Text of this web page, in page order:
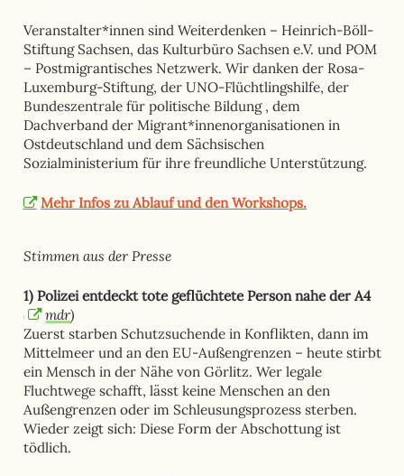
Veranstalter*innen sind Weiterdenken – Heinrich-Böll-
Stiftung Sachsen, das Kulturbüro Sachsen e.V. und POM
– Postmigrantisches Netzwerk. Wir danken der Rosa-
Luxemburg-Stiftung, der UNO-Flüchtlingshilfe, der
Bundeszentrale für politische Bildung , dem
Dachverband der Migrant*innenorganisationen in
Ostdeutschland und dem Sächsischen
Sozialministerium für ihre freundliche Unterstützung.
Mehr Infos zu Ablauf und den Workshops.
Stimmen aus der Presse
1) Polizei entdeckt tote geflüchtete Person nahe der A4
( mdr)
Zuerst starben Schutzsuchende in Konflikten, dann im
Mittelmeer und an den EU-Außengrenzen – heute stirbt
ein Mensch in der Nähe von Görlitz. Wer legale
Fluchtwege schafft, lässt keine Menschen an den
Außengrenzen oder im Schleusungsprozess sterben.
Wieder zeigt sich: Diese Form der Abschottung ist
tödlich.